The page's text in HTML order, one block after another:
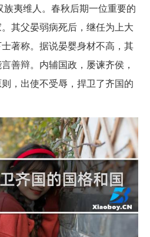
夷维人。春秋后期一位重要的
其父晏弱病死后，继任为上大
著称。据说晏婴身材不高，其
善辩。内辅国政，屡谏齐侯，
，出使不受辱，捍卫了齐国的